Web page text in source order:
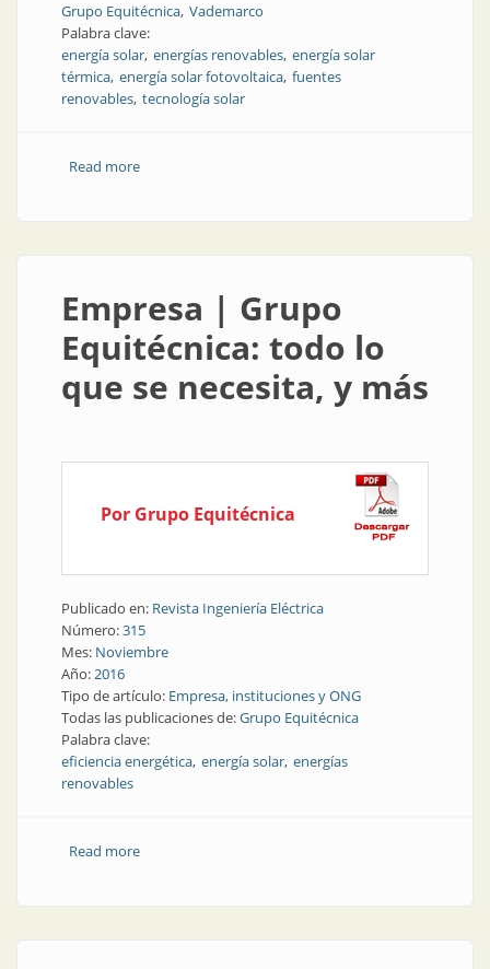
Grupo Equitécnica Vademarco
Palabra clave:
energía solar energías renovables energía solar
térmica energía solar fotovoltaica fuentes
renovables tecnología solar
Read moreabout Energía fotovoltaica | Vademarco: tecnología
Empresa | Grupo
Equitécnica: todo lo
que se necesita, y más
Por Grupo Equitécnica
Publicado en: Revista Ingeniería Eléctrica
Número:315
Mes: Noviembre
Año:2016
Tipo de artículo: Empresa, instituciones y ONG
Todas las publicaciones de:Grupo Equitécnica
Palabra clave:
eficiencia energética energía solar energías
renovables
Read moreabout Empresa | Grupo Equitécnica: todo lo que se